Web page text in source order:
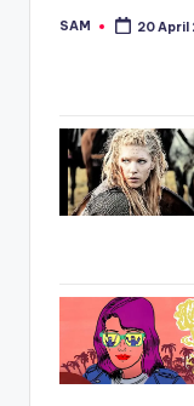
Posted
SAM 20 April